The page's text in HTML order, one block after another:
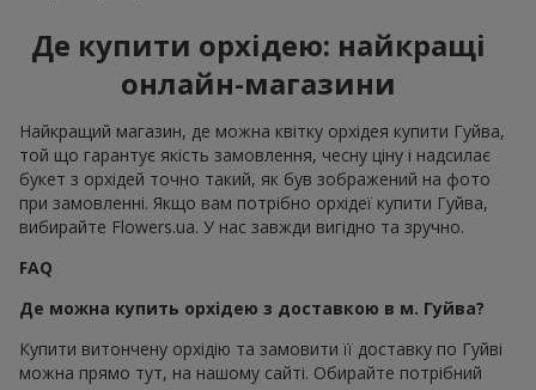
Де купити орхідею: найкращі
онлайн-магазини
Найкращий магазин, де можна квітку орхідея купити Гуйва,
той що гарантує якість замовлення, чесну ціну і надсилає
букет з орхідей точно такий, як був зображений на фото
при замовленні. Якщо вам потрібно орхідеї купити Гуйва,
вибирайте Flowers.ua. У нас завжди вигідно та зручно.
FAQ
Де можна купить орхідею з доставкою в м. Гуйва?
Купити витончену орхідію та замовити її доставку по Гуйві
можна прямо тут, на нашому сайті. Обирайте потрібний